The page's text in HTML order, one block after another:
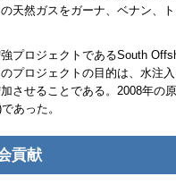
天然ガスをガーナ、ベナン、
プロジェクトであるSouth
プロジェクトの目的は、水注
させることである。2008年の
あった。
貢献